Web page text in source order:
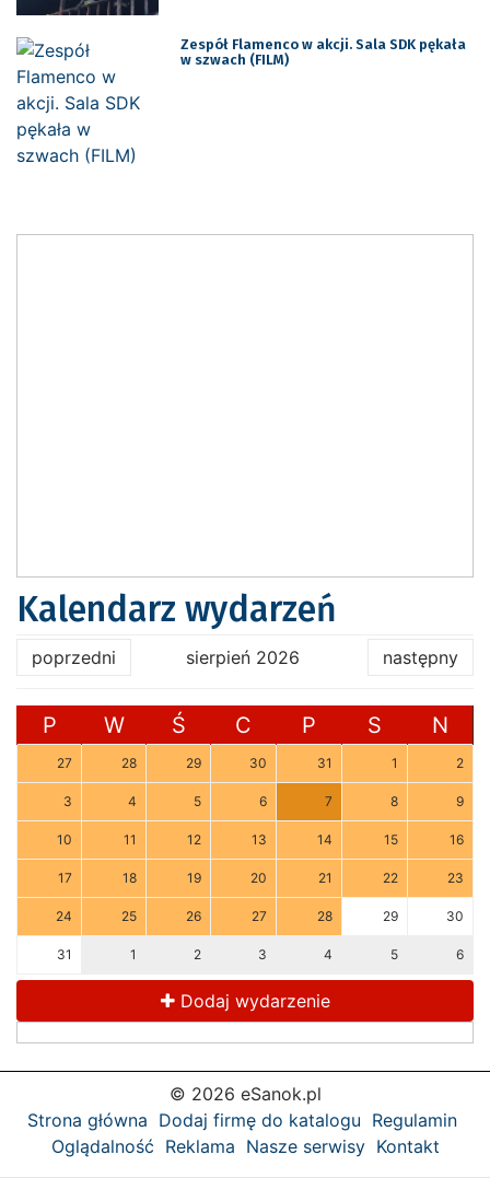
Zespół Flamenco w akcji. Sala SDK pękała
w szwach (FILM)
Kalendarz wydarzeń
poprzedni sierpień 2026 następny
P W Ś C P S N
27 28 29 30 31 1 2
3 4 5 6 7 8 9
10 11 12 13 14 15 16
17 18 19 20 21 22 23
24 25 26 27 28 29 30
31 1 2 3 4 5 6
Dodaj wydarzenie
© 2026 eSanok.pl
Strona główna Dodaj firmę do katalogu Regulamin
Oglądalność Reklama Nasze serwisy Kontakt